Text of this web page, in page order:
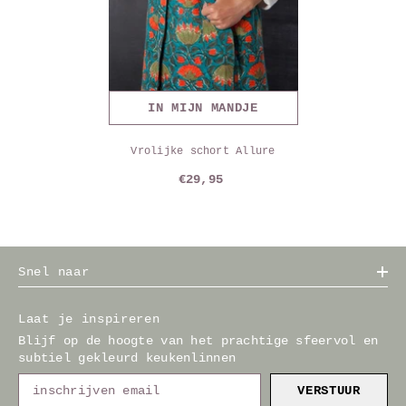
IN MIJN MANDJE
Vrolijke schort Allure
€29,95
Snel naar
Laat je inspireren
Blijf op de hoogte van het prachtige sfeervol en
subtiel gekleurd keukenlinnen
VERSTUUR